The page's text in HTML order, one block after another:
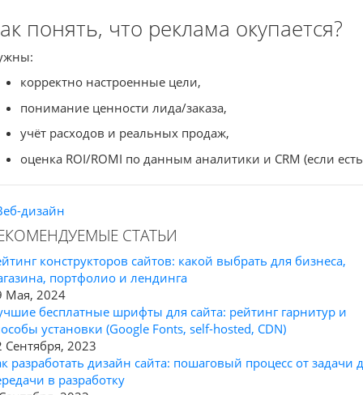
понять, что реклама окупается?
корректно настроенные цели,
понимание ценности лида/заказа,
учёт расходов и реальных продаж,
оценка ROI/ROMI по данным аналитики и CRM (если
дизайн
СТАТЬИ
конструкторов сайтов: какой выбрать для бизнеса,
портфолио и лендинга
Мая, 2024
бесплатные шрифты для сайта: рейтинг гарнитур и
установки (Google Fonts, self-hosted, CDN)
Сентября, 2023
разработать дизайн сайта: пошаговый процесс от задачи
в разработку